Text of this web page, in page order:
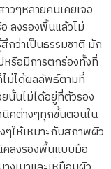
ๆหลายคนเคยเจอ
ลงรองพื้นแล้วไม่
กว่าเป็นธรรมชาติ มัก
รือมีการตกร่องทั้งที่
ม่ได้ผลลัพธ์ตามที่
นั้นไม่ได้อยู่ที่ตัวรอง
คต่างๆทุกขั้นตอนใน
ให้เหมาะกับสภาพผิว
คลงรองพื้นแบบมือ